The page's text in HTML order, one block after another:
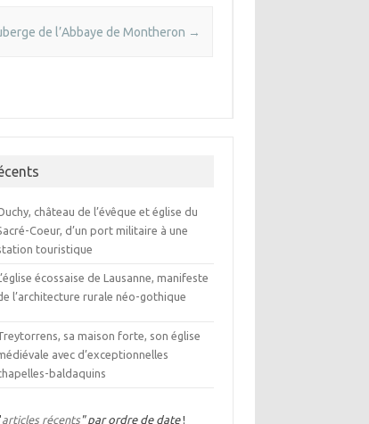
de l’Abbaye de Montheron →
château de l’évêque et église du
Coeur, d’un port militaire à une
touristique
écossaise de Lausanne, manifeste
l’architecture rurale néo-gothique
sa maison forte, son église
avec d’exceptionnelles
baldaquins
articles récents" par ordre de date!